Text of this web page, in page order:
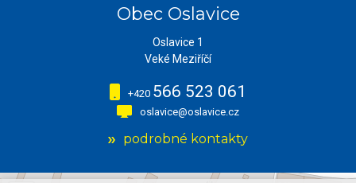
Obec Oslavice
Oslavice 1
Veké Meziříčí
+420 566 523 061
oslavice@oslavice.cz
podrobné kontakty